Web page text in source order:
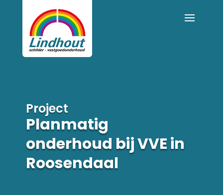
Project
Planmatig
onderhoud bij VVE in
Roosendaal